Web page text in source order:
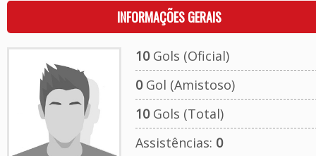
INFORMAÇÕES GERAIS
10Gols (Oficial)
0Gol (Amistoso)
10Gols (Total)
Assistências: 0